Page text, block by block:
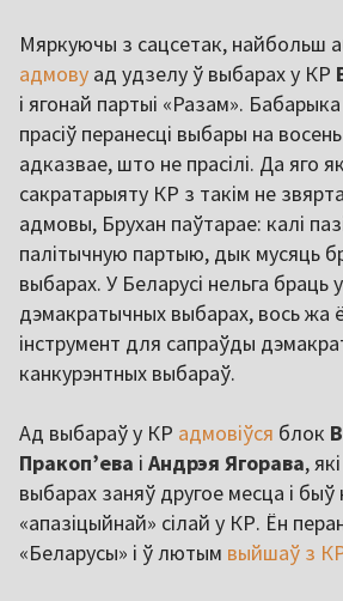
Мяркуючы з сацсетак, найбольш
адмову ад удзелу ў выбарах у КР
і ягонай партыі «Разам».
прасіў перанесці выбары на
адказвае, што не прасілі. Да яго
сакратарыяту КР з такім не
адмовы, Брухан паўтарае: калі
палітычную партыю, дык мусяць
выбарах. У Беларусі нельга браць
дэмакратычных выбарах, вось жа
інструмент для сапраўды
канкурэнтных выбараў.
Ад выбараў у КР адмовіўся блок
Пракопʼева і Андрэя Ягорава,
выбарах заняў другое месца і
«апазіцыйнай» сілай у КР. Ён
«Беларусы» і ў лютым выйшаў з